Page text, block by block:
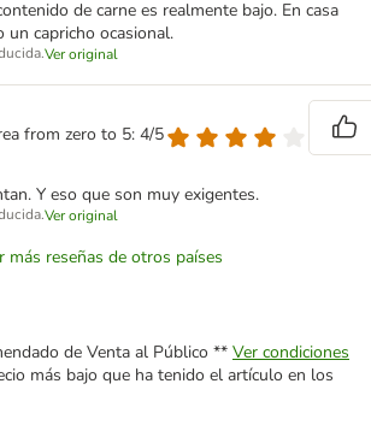
de carne es realmente bajo. En casa
un capricho ocasional.
Ver original
from zero to 5: 4/5
Y eso que son muy exigentes.
Ver original
más reseñas de otros países
de Venta al Público ** Ver condiciones
más bajo que ha tenido el artículo en los